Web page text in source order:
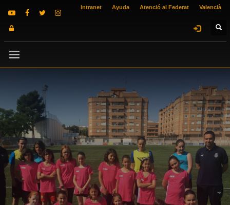
Intranet Ayuda Atenció al Federat Valencià